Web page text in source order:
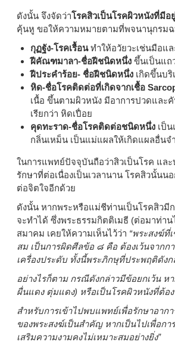
ดังนั้น จึงจัดว่าโรคสิวเป็นโรคผิวหนังที่มี
คุ้นหู ขอให้ความหมายตามที่พจนานุกรม
กุฏฐัง-โรคเรื้อนทําให้อวัยวะเช่นมือแ
ฝีคัณฑมาลา-ชื่อฝีชนิดหนึ่ง ขึ้นเป็นแถ
ฝีประคำร้อย- ชื่อฝีชนิดหนึ่ง เกิดขึ้นบริ
หิด-ชื่อโรคติดต่อที่เกิดจากเชื้อ
เนื้อ ขึ้นตามผิวหนัง มีอาการปวดและ
เรียกว่า หิดเปื่อย
คุดทะราด-ชื่อโรคติดต่อชนิดหนึ่ง เป็
กลิ่นเหม็น เป็นแม่แผลให้เกิดแผลอื่น
ในการแพทย์ปัจจุบันถือว่าสิวเป็นโรค และ
รักษาที่ต่อเนื่องเป็นเวลานาน โรคสิวนั้นน
ต่อจิตใจอีกด้วย
ดังนั้น หากพระหรือแม่ชีท่านเป็นโรคสิวมี
จะทำได้ ซึ่งพระธรรมกิตติเมธี (ต่อมาท่า
สมาคม เคยให้ความเห็นไว้ว่า “พระสงฆ์ที่
สม เป็นการผิดศีลข้อ ๘ คือ ต้องเว้นจากก
เครื่องประดับ ทั้งนี้พระภิกษุที่ประพฤติดัง
อย่างไรก็ตาม กรณีดังกล่าวมีข้อยกเว้น ห
ผื่นแดง ตุ่มแดง) หรือเป็นโรคผิวหนังที่ต้อ
สำหรับการเข้าไปพบแพทย์เพื่อรักษาอาก
ของพระสงฆ์เป็นสำคัญ หากเป็นไปเพื่อกา
เสริมความงามคงไม่เหมาะสมอย่างยิ่ง”